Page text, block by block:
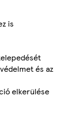
is
és az
elkerülése